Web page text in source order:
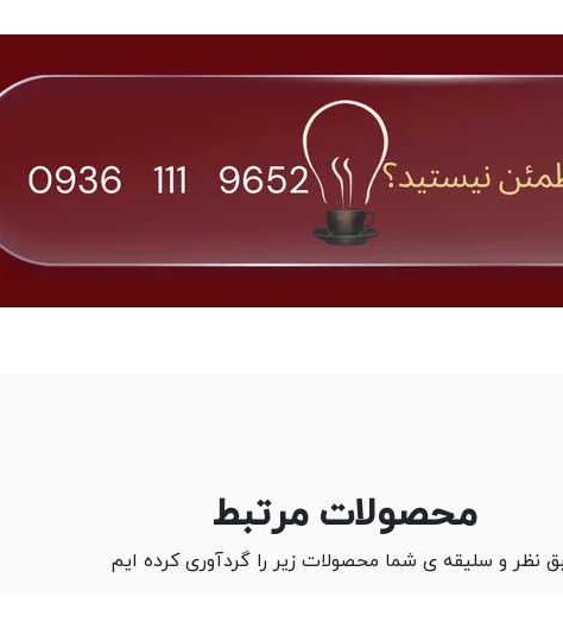
محصولات مرتبط
نظر و سلیقه ی شما محصولات زیر را گردآوری کرده ایم